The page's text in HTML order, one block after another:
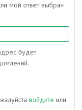
мой ответ выбран
будет
войдите или